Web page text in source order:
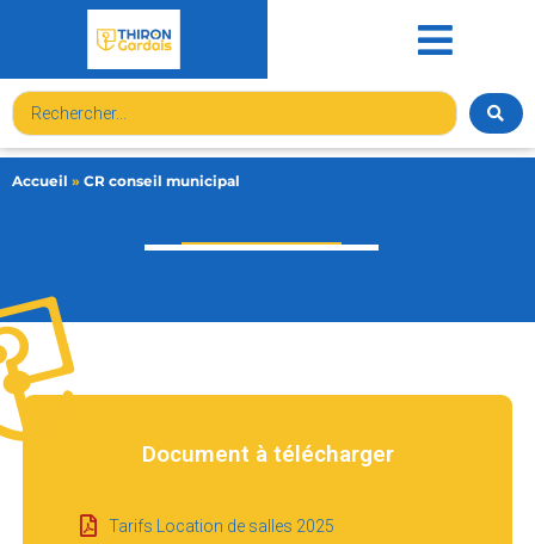
Accueil » CR conseil municipal
Document à télécharger
Tarifs Location de salles 2025